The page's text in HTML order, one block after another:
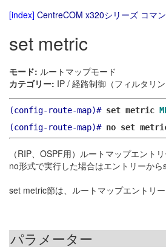
[index] CentreCOM x320シリーズ コマ
set metric
モード: ルートマップモード
カテゴリー: IP / 経路制御（フィルタリン
(config-route-map)# set metric
(config-route-map)# no set
（RIP、OSPF用）ルートマップエント
no形式で実行した場合はエントリーから
set metric節は、ルートマップエントリ
パラメーター